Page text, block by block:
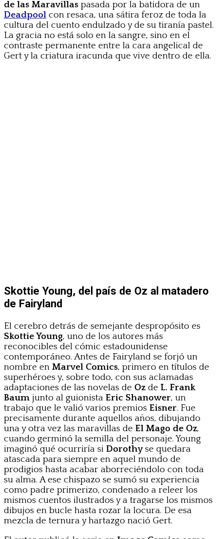
de las Maravillas pasada por la batidora de un
Deadpool con resaca, una sátira feroz de toda la
cultura del cuento endulzado y de su tiranía pastel.
La gracia no está solo en la sangre, sino en el
contraste permanente entre la cara angelical de
Gert y la criatura iracunda que vive dentro de ella.
Skottie Young, del país de Oz al matadero
de Fairyland
El cerebro detrás de semejante despropósito es
Skottie Young, uno de los autores más
reconocibles del cómic estadounidense
contemporáneo. Antes de Fairyland se forjó un
nombre en Marvel Comics, primero en títulos de
superhéroes y, sobre todo, con sus aclamadas
adaptaciones de las novelas de Oz de L. Frank
Baum junto al guionista Eric Shanower, un
trabajo que le valió varios premios Eisner. Fue
precisamente durante aquellos años, dibujando
una y otra vez las maravillas de El Mago de Oz,
cuando germinó la semilla del personaje. Young
imaginó qué ocurriría si Dorothyse quedara
atascada para siempre en aquel mundo de
prodigios hasta acabar aborreciéndolo con toda
su alma. A ese chispazo se sumó su experiencia
como padre primerizo, condenado a releer los
mismos cuentos ilustrados y a tragarse los mismos
dibujos en bucle hasta rozar la locura. De esa
mezcla de ternura y hartazgo nació Gert.